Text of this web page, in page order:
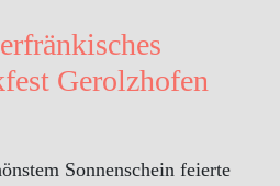
Gerolzhofen
Sonnenschein feierte